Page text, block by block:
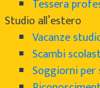
Tessera
Studio all’estero
Vacanze
Scambi
Soggiorni per